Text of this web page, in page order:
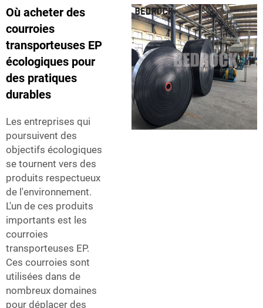
Où acheter des
courroies
transporteuses EP
écologiques pour
des pratiques
durables
Les entreprises qui
poursuivent des
objectifs écologiques
se tournent vers des
produits respectueux
de l'environnement.
L'un de ces produits
importants est les
courroies
transporteuses EP.
Ces courroies sont
utilisées dans de
nombreux domaines
pour déplacer des